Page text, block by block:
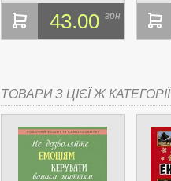
43.00 грн
ТОВАРИ З ЦІЄЇ Ж КАТЕГОРІЇ